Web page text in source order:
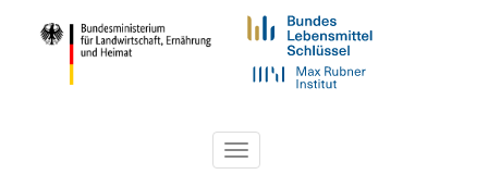
Toggle
navigation